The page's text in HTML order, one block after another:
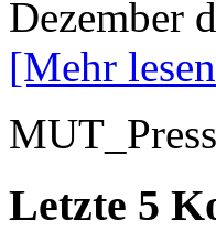
Dezember
[Mehr
Letzte 5